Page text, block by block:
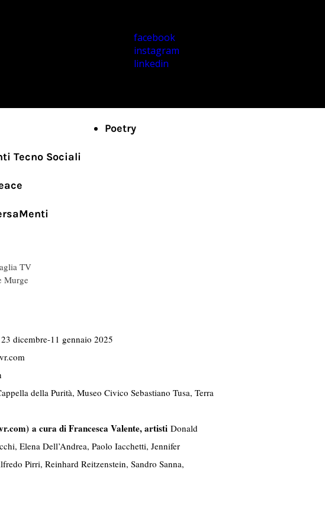
facebook
instagram
linkedin
Tecno Sociali
Poetry
TV
Murge
dicembre-11 gennaio 2025
della Purità, Museo Civico Sebastiano Tusa, Terra
a cura di Francesca Valente, artisti Donald
Elena Dell’Andrea, Paolo Iacchetti, Jennifer
Pirri, Reinhard Reitzenstein, Sandro Sanna,